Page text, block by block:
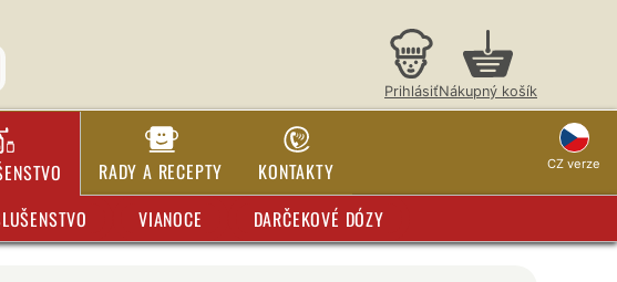
PrihlásiťNákupný košík
RADY A RECEPTY KONTAKTY CZ verze
VIANOCE DARČEKOVÉ DÓZY